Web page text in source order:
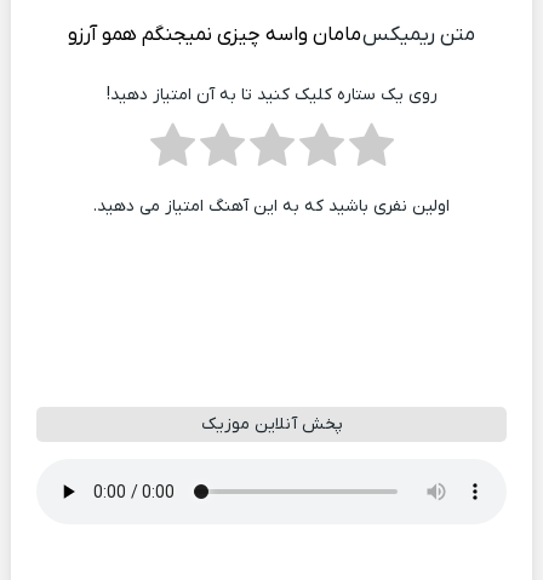
متن ریمیکسمامان واسه چیزی نمیجنگم همو آرزو
روی یک ستاره کلیک کنید تا به آن امتیاز دهید!
اولین نفری باشید که به این آهنگ امتیاز می دهید.
پخش آنلاین موزیک